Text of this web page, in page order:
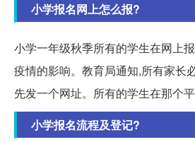
小学报名网上怎么报?
小学一年级秋季所有的学生在网上
疫情的影响。教育局通知,所有家长
先发一个网址。所有的学生在那个平
小学报名流程及登记?